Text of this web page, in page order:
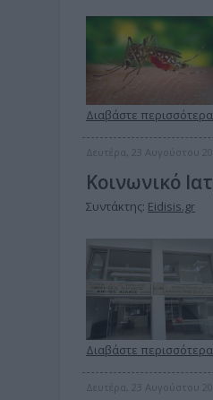
Διαβάστε
Δευτέρα, 23 Αυγούστου
Κοινωνικό
Συντάκτης: Eidisis.gr
Διαβάστε
Δευτέρα, 23 Αυγούστου